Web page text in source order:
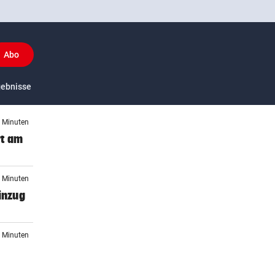
Abo
US-Sport
Minuten
am
Minuten
Minuten